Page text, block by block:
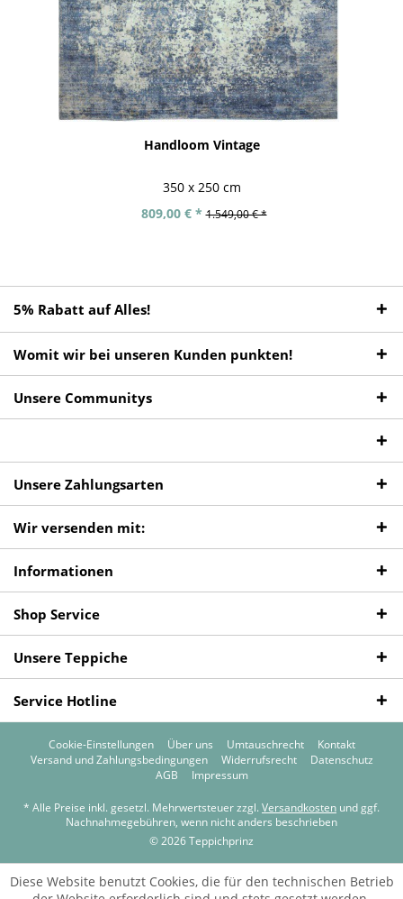
Handloom Vintage
350 x 250 cm
809,00 € * 1.549,00 € *
5% Rabatt auf Alles!
Womit wir bei unseren Kunden punkten!
Unsere Communitys
Unsere Zahlungsarten
Wir versenden mit:
Informationen
Shop Service
Unsere Teppiche
Service Hotline
Cookie-Einstellungen Über uns Umtauschrecht
Kontakt
Versand und Zahlungsbedingungen
Widerrufsrecht
Datenschutz
AGB
Impressum
* Alle Preise inkl. gesetzl. Mehrwertsteuer zzgl. Versandkosten und ggf.
Nachnahmegebühren, wenn nicht anders beschrieben
© 2026 Teppichprinz
Diese Website benutzt Cookies, die für den technischen Betrieb